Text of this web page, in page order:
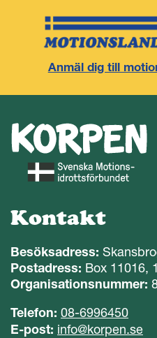
Anmäl dig till
Kontakt
Besöksadress:
Postadress: Box 11016,
Organisationsnummer:
Telefon: 08-6996450
E-post: info@korpen.se